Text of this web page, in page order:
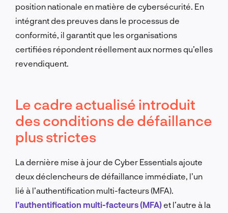
position nationale en matière de cybersécurité. En
intégrant des preuves dans le processus de
conformité, il garantit que les organisations
certifiées répondent réellement aux normes qu’elles
revendiquent.
Le cadre actualisé introduit
des conditions de défaillance
plus strictes
La dernière mise à jour de Cyber Essentials ajoute
deux déclencheurs de défaillance immédiate, l’un
lié à l’authentification multi-facteurs (MFA).
l’authentification multi-facteurs (MFA) et l’autre à la